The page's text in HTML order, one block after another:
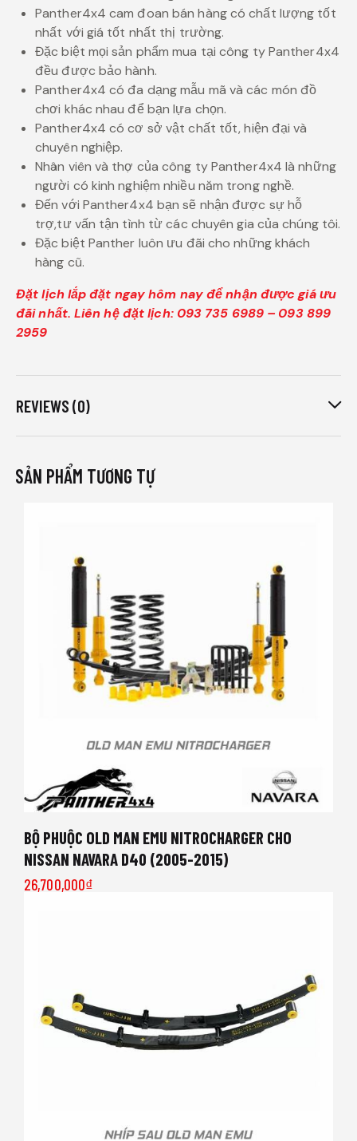
Panther4x4 cam đoan bán hàng có chất lượng tốt
nhất với giá tốt nhất thị trường.
Đặc biệt mọi sản phẩm mua tại công ty Panther4x4
đều được bảo hành.
Panther4x4 có đa dạng mẫu mã và các món đồ
chơi khác nhau để bạn lựa chọn.
Panther4x4 có cơ sở vật chất tốt, hiện đại và
chuyên nghiệp.
Nhân viên và thợ của công ty Panther4x4 là những
người có kinh nghiệm nhiều năm trong nghề.
Đến với Panther4x4 bạn sẽ nhận được sự hỗ
trợ,tư vấn tận tình từ các chuyên gia của chúng tôi.
Đặc biệt Panther luôn ưu đãi cho những khách
hàng cũ.
Đặt lịch lắp đặt ngay hôm nay để nhận được giá ưu
đãi nhất. Liên hệ đặt lịch: 093 735 6989 – 093 899
2959
REVIEWS (0)
SẢN PHẨM TƯƠNG TỰ
BỘ PHUỘC OLD MAN EMU NITROCHARGER CHO
NISSAN NAVARA D40 (2005-2015)
26,700,000₫